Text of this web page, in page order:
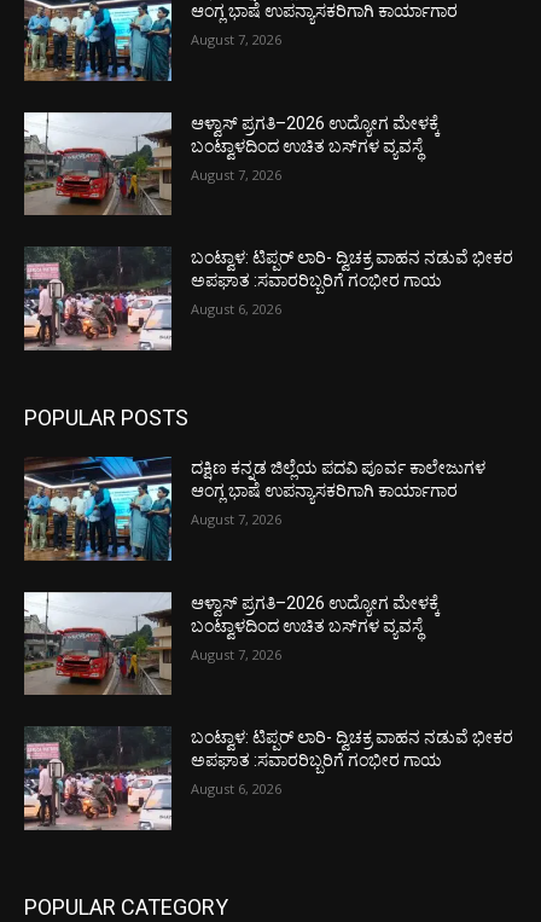
ಆಂಗ್ಲ ಭಾಷೆ ಉಪನ್ಯಾಸಕರಿಗಾಗಿ ಕಾರ್ಯಾಗಾರ
August 7, 2026
ಆಳ್ವಾಸ್ ಪ್ರಗತಿ–2026 ಉದ್ಯೋಗ ಮೇಳಕ್ಕೆ
ಬಂಟ್ವಾಳದಿಂದ ಉಚಿತ ಬಸ್‌ಗಳ ವ್ಯವಸ್ಥೆ
August 7, 2026
ಬಂಟ್ವಾಳ: ಟಿಪ್ಪರ್ ಲಾರಿ- ದ್ವಿಚಕ್ರ ವಾಹನ ನಡುವೆ ಭೀಕರ
ಅಪಘಾತ :ಸವಾರರಿಬ್ಬರಿಗೆ ಗಂಭೀರ ಗಾಯ
August 6, 2026
POPULAR POSTS
ದಕ್ಷಿಣ ಕನ್ನಡ ಜಿಲ್ಲೆಯ ಪದವಿ ಪೂರ್ವ ಕಾಲೇಜುಗಳ
ಆಂಗ್ಲ ಭಾಷೆ ಉಪನ್ಯಾಸಕರಿಗಾಗಿ ಕಾರ್ಯಾಗಾರ
August 7, 2026
ಆಳ್ವಾಸ್ ಪ್ರಗತಿ–2026 ಉದ್ಯೋಗ ಮೇಳಕ್ಕೆ
ಬಂಟ್ವಾಳದಿಂದ ಉಚಿತ ಬಸ್‌ಗಳ ವ್ಯವಸ್ಥೆ
August 7, 2026
ಬಂಟ್ವಾಳ: ಟಿಪ್ಪರ್ ಲಾರಿ- ದ್ವಿಚಕ್ರ ವಾಹನ ನಡುವೆ ಭೀಕರ
ಅಪಘಾತ :ಸವಾರರಿಬ್ಬರಿಗೆ ಗಂಭೀರ ಗಾಯ
August 6, 2026
POPULAR CATEGORY